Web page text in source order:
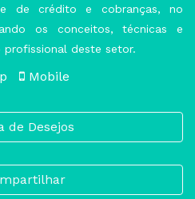
de crédito e cobranças, no
os conceitos, técnicas e
deste setor.
Mobile
de Desejos